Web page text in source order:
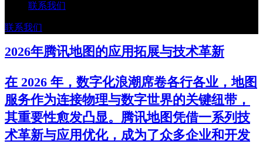
联系我们
联系我们
2026年腾讯地图的应用拓展与技术革新
在 2026 年，数字化浪潮席卷各行各业，地图
服务作为连接物理与数字世界的关键纽带，
其重要性愈发凸显。腾讯地图凭借一系列技
术革新与应用优化，成为了众多企业和开发